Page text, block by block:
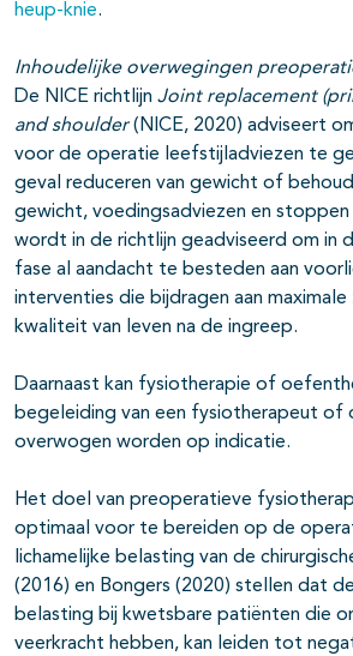
heup-knie.
Inhoudelijke overwegingen
De NICE richtlijn Joint replacement
and shoulder(NICE, 2020) adviseert
voor de operatie leefstijladviezen te
geval reduceren van gewicht of
gewicht, voedingsadviezen en
wordt in de richtlijn geadviseerd om in
fase al aandacht te besteden aan
interventies die bijdragen aan
kwaliteit van leven na de ingreep.
Daarnaast kan fysiotherapie of
begeleiding van een fysiotherapeut of
overwogen worden op indicatie.
Het doel van preoperatieve
optimaal voor te bereiden op de
lichamelijke belasting van de
(2016) en Bongers (2020) stellen dat
belasting bij kwetsbare patiënten die
veerkracht hebben, kan leiden tot